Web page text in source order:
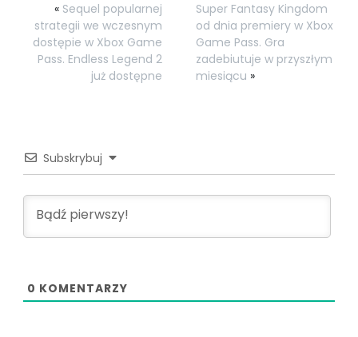
« Sequel popularnej
strategii we wczesnym
dostępie w Xbox Game
Pass. Endless Legend 2
już dostępne
Super Fantasy Kingdom
od dnia premiery w Xbox
Game Pass. Gra
zadebiutuje w przyszłym
miesiącu »
Subskrybuj
0 KOMENTARZY